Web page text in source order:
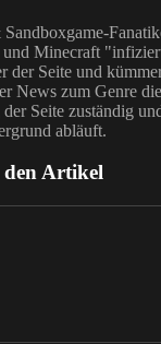
Minecraft
der Seite und
News zum Genre
Seite zuständig
abläuft.
den Artikel